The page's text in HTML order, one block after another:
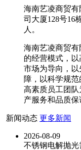
海南艺凌商贸
司大厦128号16
人。
海南艺凌商贸
的经营模式，
市场为导向，
障，以科学规
高素质员工团
产服务和品质保
新闻动态 更多新闻
2026-08-09
不锈钢电解抛